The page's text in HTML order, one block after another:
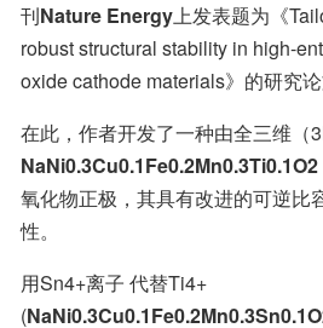
刊Nature Energy上发表题为《
robust structural stability in high-
oxide cathode materials》的研究论
NaNi0.3Cu0.1Fe0.2Mn0.3Ti0.1O2
氧化物正极，其具有改进的可逆比
性。
用Sn4+离子 代替Ti4+
(